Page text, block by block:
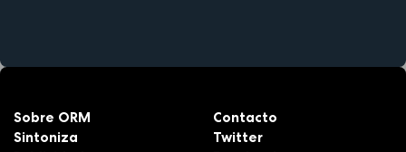
Sobre ORM
Sintoniza
Contacto
Twitter